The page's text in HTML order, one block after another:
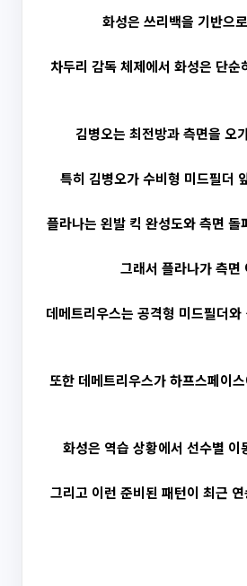
화성은 쓰리백을 기반으
차두리 감독 체제에서 화성은 단
김병오는 최전방과 측면을 오
특히 김병오가 수비형 미드필더
플라나는 왼발 킥 완성도와 측면
그래서 플라나가 측
데메트리우스는 공격형 미드필더
또한 데메트리우스가 하프스페이
화성은 역습 상황에서 선수별
그리고 이런 준비된 패턴이 최근